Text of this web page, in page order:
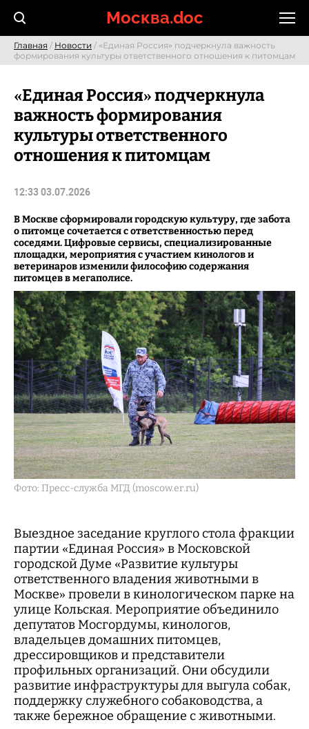
Москва.doc
Главная / Новости / «Единая Россия» подчеркнула важность
формирования культуры ответственного отношения к питомцам
«Единая Россия» подчеркнула
важность формирования
культуры ответственного
отношения к питомцам
12:33 03.07.2026
В Москве сформировали городскую культуру, где забота
о питомце сочетается с ответственностью перед
соседями. Цифровые сервисы, специализированные
площадки, мероприятия с участием кинологов и
ветеринаров изменили философию содержания
питомцев в мегаполисе.
Фото: Пресс-служба МГД (moscow.er.ru)
Выездное заседание круглого стола фракции
партии «Единая Россия» в Московской
городской Думе «Развитие культуры
ответственного владения животными в
Москве» провели в кинологическом парке на
улице Кольская. Мероприятие объединило
депутатов Мосгордумы, кинологов,
владельцев домашних питомцев,
дрессировщиков и представители
профильных организаций. Они обсудили
развитие инфраструктуры для выгула собак,
поддержку служебного собаководства, а
также бережное обращение с животными.